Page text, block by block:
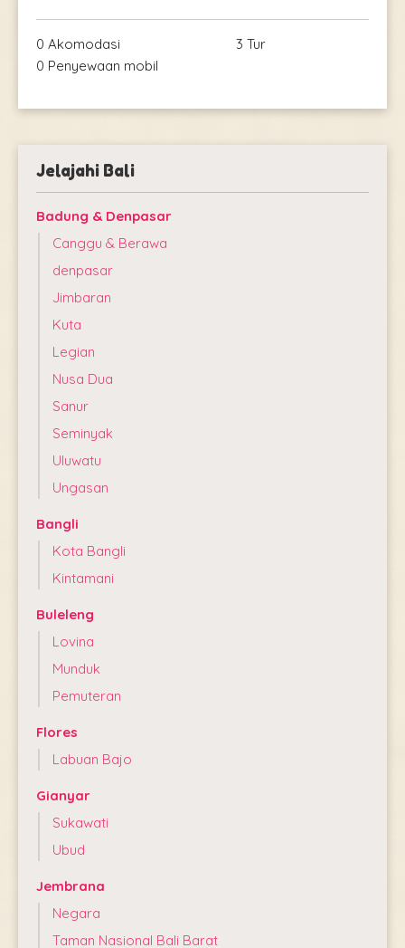
0 Akomodasi
3 Tur
0 Penyewaan mobil
Jelajahi Bali
Badung & Denpasar
Canggu & Berawa
denpasar
Jimbaran
Kuta
Legian
Nusa Dua
Sanur
Seminyak
Uluwatu
Ungasan
Bangli
Kota Bangli
Kintamani
Buleleng
Lovina
Munduk
Pemuteran
Flores
Labuan Bajo
Gianyar
Sukawati
Ubud
Jembrana
Negara
Taman Nasional Bali Barat